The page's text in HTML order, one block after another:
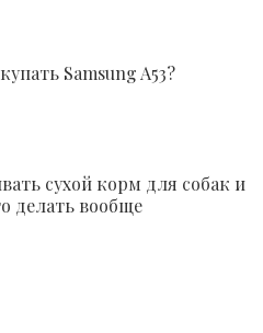
Samsung A53?
сухой корм для собак и
делать вообще